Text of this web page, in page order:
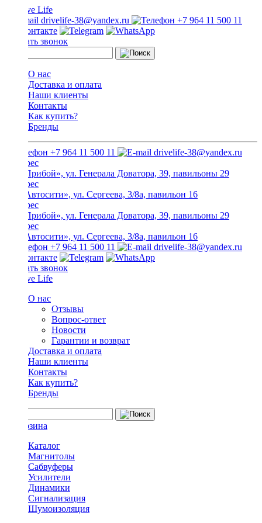
drivelife-38@yandex.ru +7 964 11 500 11
Заказать звонок
О нас
Доставка и оплата
Наши клиенты
Контакты
Как купить?
Бренды
+7 964 11 500 11 drivelife-38@yandex.ru
ТЦ «Прибой», ул. Генерала Доватора, 39, павильоны 29
ТЦ «Автосити», ул. Сергеева, 3/8а, павильон 16
ТЦ «Прибой», ул. Генерала Доватора, 39, павильоны 29
ТЦ «Автосити», ул. Сергеева, 3/8а, павильон 16
+7 964 11 500 11
drivelife-38@yandex.ru
Заказать звонок
О нас
Отзывы
Вопрос-ответ
Новости
Гарантии и возврат
Доставка и оплата
Наши клиенты
Контакты
Как купить?
Бренды
Каталог
Магнитолы
Сабвуферы
Усилители
Динамики
Сигнализация
Шумоизоляция